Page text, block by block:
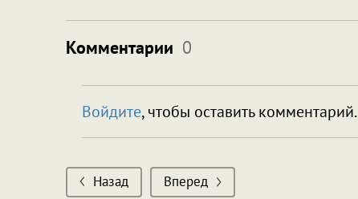
Комментарии 0
Войдите, чтобы оставить комментарий.
Назад Вперед